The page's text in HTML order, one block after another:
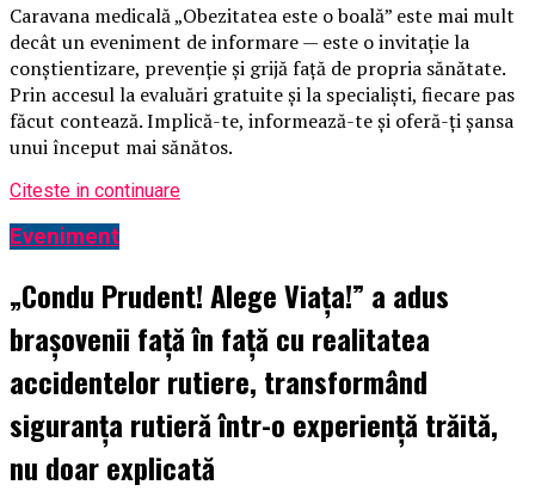
Caravana medicală „Obezitatea este o boală” este mai mult
decât un eveniment de informare — este o invitație la
conștientizare, prevenție și grijă față de propria sănătate.
Prin accesul la evaluări gratuite și la specialiști, fiecare pas
făcut contează. Implică-te, informează-te și oferă-ți șansa
unui început mai sănătos.
Citeste in continuare
Eveniment
„Condu Prudent! Alege Viața!” a adus
brașovenii față în față cu realitatea
accidentelor rutiere, transformând
siguranța rutieră într-o experiență trăită,
nu doar explicată